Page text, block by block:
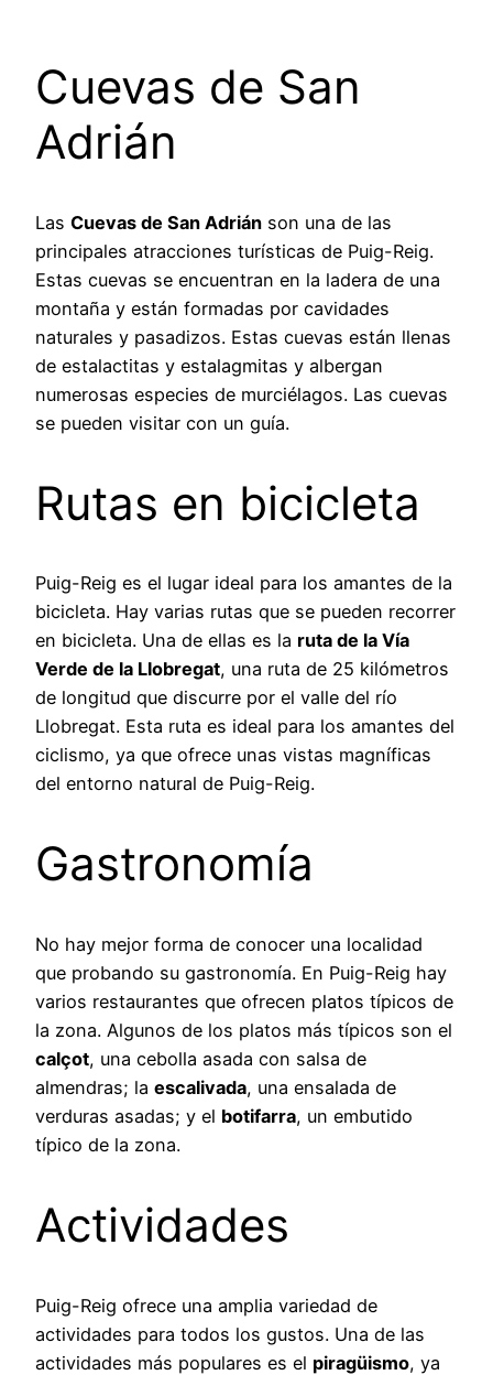
Cuevas de San
Adrián
Las Cuevas de San Adrián son una de las
principales atracciones turísticas de Puig-Reig.
Estas cuevas se encuentran en la ladera de una
montaña y están formadas por cavidades
naturales y pasadizos. Estas cuevas están llenas
de estalactitas y estalagmitas y albergan
numerosas especies de murciélagos. Las cuevas
se pueden visitar con un guía.
Rutas en bicicleta
Puig-Reig es el lugar ideal para los amantes de la
bicicleta. Hay varias rutas que se pueden recorrer
en bicicleta. Una de ellas es la ruta de la Vía
Verde de la Llobregat, una ruta de 25 kilómetros
de longitud que discurre por el valle del río
Llobregat. Esta ruta es ideal para los amantes del
ciclismo, ya que ofrece unas vistas magníficas
del entorno natural de Puig-Reig.
Gastronomía
No hay mejor forma de conocer una localidad
que probando su gastronomía. En Puig-Reig hay
varios restaurantes que ofrecen platos típicos de
la zona. Algunos de los platos más típicos son el
calçot, una cebolla asada con salsa de
almendras; la escalivada, una ensalada de
verduras asadas; y el botifarra, un embutido
típico de la zona.
Actividades
Puig-Reig ofrece una amplia variedad de
actividades para todos los gustos. Una de las
actividades más populares es el piragüismo, ya